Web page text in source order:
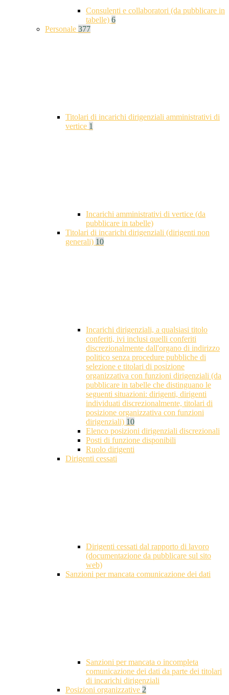
Consulenti e collaboratori (da pubblicare in
tabelle) 6
Personale 377
Titolari di incarichi dirigenziali amministrativi di
vertice 1
Incarichi amministrativi di vertice (da
pubblicare in tabelle)
Titolari di incarichi dirigenziali (dirigenti non
generali) 10
Incarichi dirigenziali, a qualsiasi titolo
conferiti, ivi inclusi quelli conferiti
discrezionalmente dall'organo di indirizzo
politico senza procedure pubbliche di
selezione e titolari di posizione
organizzativa con funzioni dirigenziali (da
pubblicare in tabelle che distinguano le
seguenti situazioni: dirigenti, dirigenti
individuati discrezionalmente, titolari di
posizione organizzativa con funzioni
dirigenziali) 10
Elenco posizioni dirigenziali discrezionali
Posti di funzione disponibili
Ruolo dirigenti
Dirigenti cessati
Dirigenti cessati dal rapporto di lavoro
(documentazione da pubblicare sul sito
web)
Sanzioni per mancata comunicazione dei dati
Sanzioni per mancata o incompleta
comunicazione dei dati da parte dei titolari
di incarichi dirigenziali
Posizioni organizzative 2